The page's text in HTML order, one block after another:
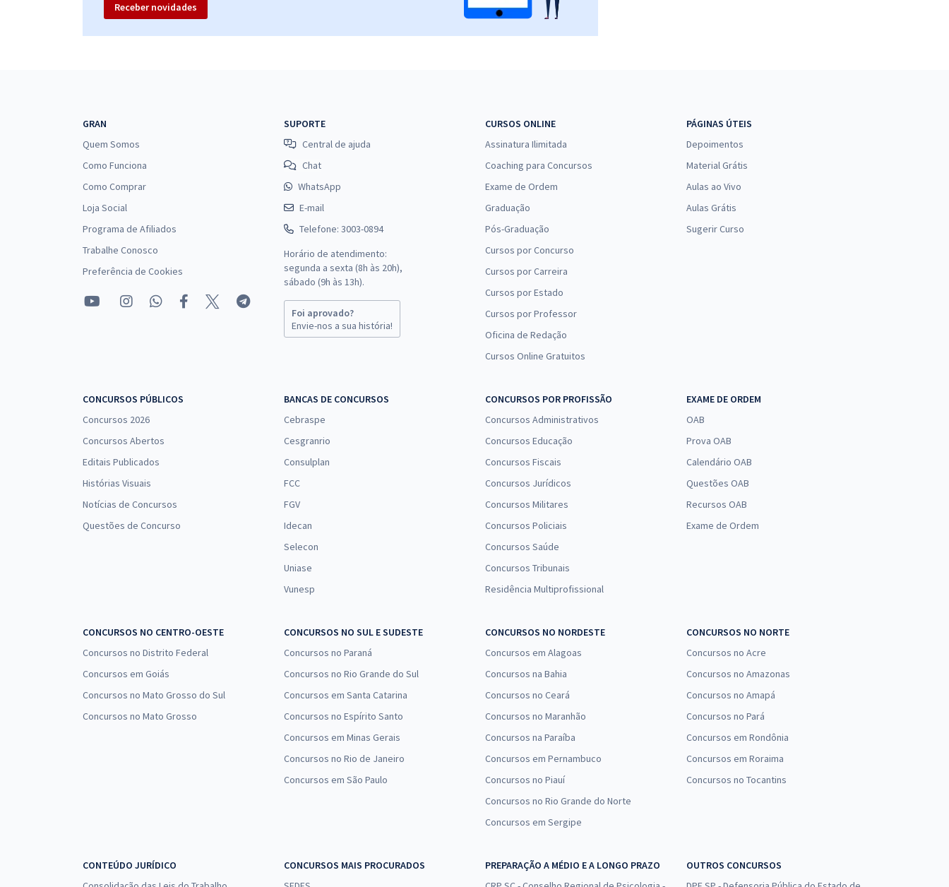
Receber novidades
GRAN
Quem Somos
Como Funciona
Como Comprar
Loja Social
Programa de Afiliados
Trabalhe Conosco
Preferência de Cookies
SUPORTE
Central de ajuda
Chat
WhatsApp
E-mail
Telefone: 3003-0894
Horário de atendimento:
segunda a sexta (8h às 20h),
sábado (9h às 13h).
Foi aprovado?
Envie-nos a sua história!
CURSOS ONLINE
Assinatura Ilimitada
Coaching para Concursos
Exame de Ordem
Graduação
Pós-Graduação
Cursos por Concurso
Cursos por Carreira
Cursos por Estado
Cursos por Professor
Oficina de Redação
Cursos Online Gratuitos
PÁGINAS ÚTEIS
Depoimentos
Material Grátis
Aulas ao Vivo
Aulas Grátis
Sugerir Curso
CONCURSOS PÚBLICOS
Concursos 2026
Concursos Abertos
Editais Publicados
Histórias Visuais
Notícias de Concursos
Questões de Concurso
BANCAS DE CONCURSOS
Cebraspe
Cesgranrio
Consulplan
FCC
FGV
Idecan
Selecon
Uniase
Vunesp
CONCURSOS POR PROFISSÃO
Concursos Administrativos
Concursos Educação
Concursos Fiscais
Concursos Jurídicos
Concursos Militares
Concursos Policiais
Concursos Saúde
Concursos Tribunais
Residência Multiprofissional
EXAME DE ORDEM
OAB
Prova OAB
Calendário OAB
Questões OAB
Recursos OAB
Exame de Ordem
CONCURSOS NO CENTRO-OESTE
Concursos no Distrito Federal
Concursos em Goiás
Concursos no Mato Grosso do Sul
Concursos no Mato Grosso
CONCURSOS NO SUL E SUDESTE
Concursos no Paraná
Concursos no Rio Grande do Sul
Concursos em Santa Catarina
Concursos no Espírito Santo
Concursos em Minas Gerais
Concursos no Rio de Janeiro
Concursos em São Paulo
CONCURSOS NO NORDESTE
Concursos em Alagoas
Concursos na Bahia
Concursos no Ceará
Concursos no Maranhão
Concursos na Paraíba
Concursos em Pernambuco
Concursos no Piauí
Concursos no Rio Grande do Norte
Concursos em Sergipe
CONCURSOS NO NORTE
Concursos no Acre
Concursos no Amazonas
Concursos no Amapá
Concursos no Pará
Concursos em Rondônia
Concursos em Roraima
Concursos no Tocantins
CONTEÚDO JURÍDICO
CONCURSOS MAIS PROCURADOS
PREPARAÇÃO A MÉDIO E A LONGO PRAZO
OUTROS CONCURSOS